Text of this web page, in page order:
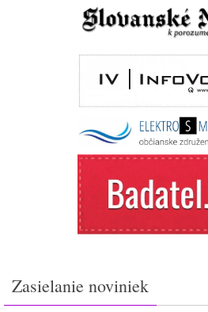
Zasielanie noviniek